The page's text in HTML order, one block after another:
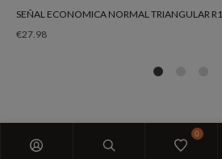
SEÑAL ECONOMICA NORMAL TRIANGULAR R1
€27.98
0